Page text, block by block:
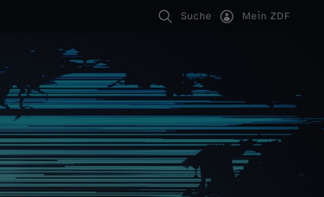
Suche Mein ZDF